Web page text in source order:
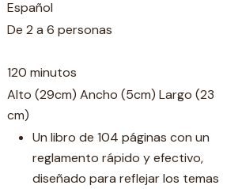
Español
De 2 a 6 personas
120 minutos
Alto (29cm) Ancho (5cm) Largo (23
cm)
Un libro de 104 páginas con un
reglamento rápido y efectivo,
diseñado para reflejar los temas